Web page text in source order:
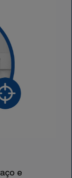
e